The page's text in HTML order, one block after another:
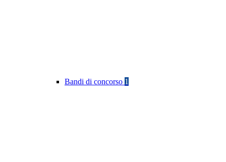
Bandi di concorso 1